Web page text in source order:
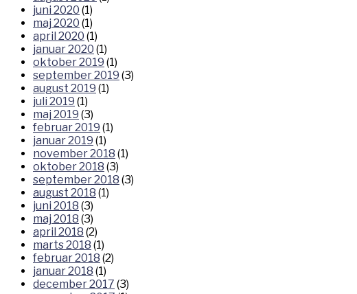
juni 2020 (1)
maj 2020 (1)
april 2020 (1)
januar 2020 (1)
oktober 2019 (1)
september 2019 (3)
august 2019 (1)
juli 2019 (1)
maj 2019 (3)
februar 2019 (1)
januar 2019 (1)
november 2018 (1)
oktober 2018 (3)
september 2018 (3)
august 2018 (1)
juni 2018 (3)
maj 2018 (3)
april 2018 (2)
marts 2018 (1)
februar 2018 (2)
januar 2018 (1)
december 2017 (3)